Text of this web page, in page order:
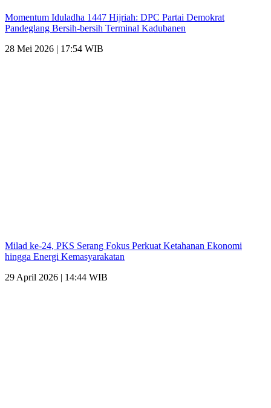
Momentum Iduladha 1447 Hijriah: DPC Partai Demokrat
Pandeglang Bersih-bersih Terminal Kadubanen
28 Mei 2026 | 17:54 WIB
Milad ke-24, PKS Serang Fokus Perkuat Ketahanan Ekonomi
hingga Energi Kemasyarakatan
29 April 2026 | 14:44 WIB